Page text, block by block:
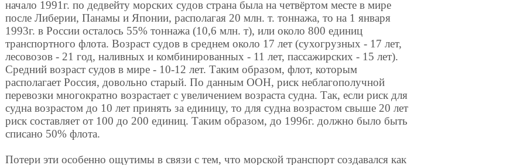
начало 1991г. по дедвейту морских судов страна была на четвёртом месте в мире
после Либерии, Панамы и Японии, располагая 20 млн. т. тоннажа, то на 1 января
1993г. в России осталось 55% тоннажа (10,6 млн. т), или около 800 единиц
транспортного флота. Возраст судов в среднем около 17 лет (сухогрузных - 17 лет,
лесовозов - 21 год, наливных и комбинированных - 11 лет, пассажирских - 15 лет).
Средний возраст судов в мире - 10-12 лет. Таким образом, флот, которым
располагает Россия, довольно старый. По данным ООН, риск неблагополучной
перевозки многократно возрастает с увеличением возраста судна. Так, если риск для
судна возрастом до 10 лет принять за единицу, то для судна возрастом свыше 20 лет
риск составляет от 100 до 200 единиц. Таким образом, до 1996г. должно было быть
списано 50% флота.
Потери эти особенно ощутимы в связи с тем, что морской транспорт создавался как